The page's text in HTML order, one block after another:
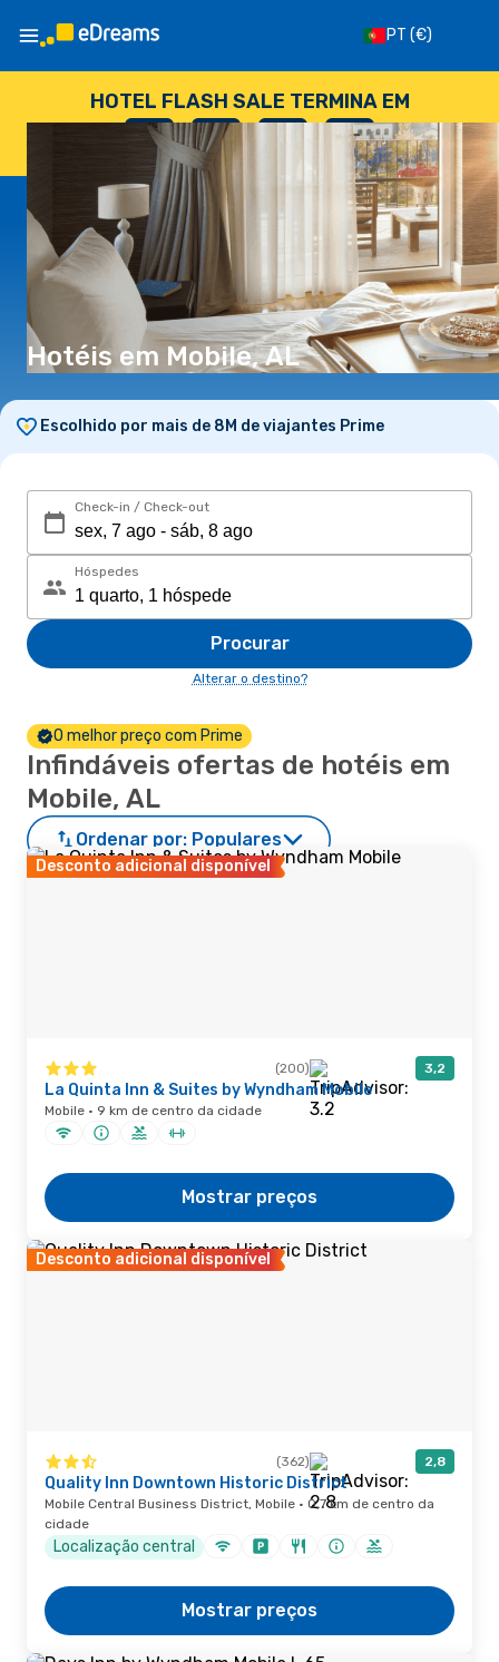
PT (€)
HOTEL FLASH SALE TERMINA EM
--
DIAS
: --
HORAS
: --
SEGUNDOS
Hotéis em Mobile, AL
Escolhido por mais de 8M de viajantes Prime
Check-in / Check-out
Hóspedes
Procurar
Alterar o destino?
O melhor preço com Prime
Infindáveis ofertas de hotéis em
Mobile, AL
Ordenar por: Populares
Desconto adicional disponível
(200) 3,2
La Quinta Inn & Suites by Wyndham Mobile
Mobile · 9 km de centro da cidade
Mostrar preços
Desconto adicional disponível
(362) 2,8
Quality Inn Downtown Historic District
Mobile Central Business District, Mobile · 0,7 km de centro da
cidade
Localização central
Mostrar preços